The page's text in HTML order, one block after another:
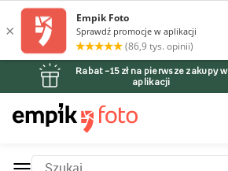
Rabat –15 zł na pierwsze zakupy w
aplikacji